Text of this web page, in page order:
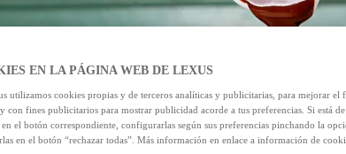
EN LA PÁGINA WEB DE LEXUS
utilizamos cookies propias y de terceros analíticas y publicitarias, para mejorar el
con fines publicitarios para mostrar publicidad acorde a tus preferencias. Si está
el botón correspondiente, configurarlas según sus preferencias pinchando la
en el botón “rechazar todas”. Más información en enlace a información de